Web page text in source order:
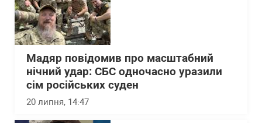
Мадяр повідомив про масштабний
нічний удар: СБС одночасно уразили
сім російських суден
20 липня, 14:47